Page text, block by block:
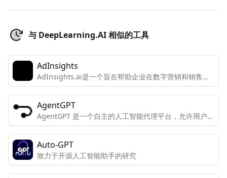
与 DeepLearning.AI 相似的工具
AdInsights
AdInsights.ai是一个旨在帮助企业在数字营销和销售方
面实现增长和效率的平台。
AgentGPT
AgentGPT 是一个自主的人工智能代理平台，允许用户在
浏览器中创建和部署可定制的自主AI代理。
Auto-GPT
致力于开源人工智能助手的研究